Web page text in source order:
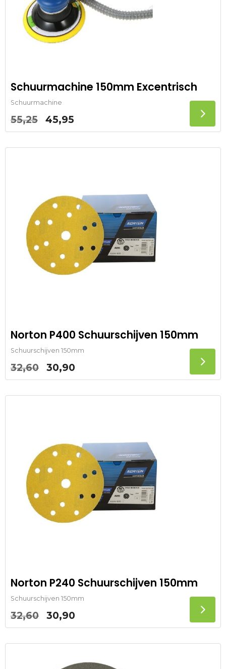
Schuurmachine 150mm Excentrisch
Schuurmachine
55,25
Oorspronkelijke
prijs
was:
45,95
prijs
is:
Norton P400 Schuurschijven 150mm
Schuurschijven 150mm
32,60
Oorspronkelijke
prijs
was:
30,90
prijs
is:
Norton P240 Schuurschijven 150mm
Schuurschijven 150mm
32,60
Oorspronkelijke
prijs
was:
30,90
prijs
is: